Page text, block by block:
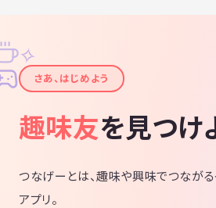
✦
✧
さあ、はじめよう
趣味友を見つけ
つなげーとは、趣味や興味でつながる
アプリ。